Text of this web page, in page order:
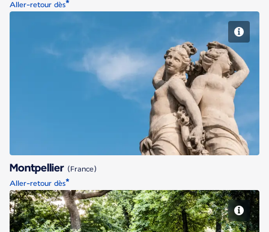
Aller-retour dès*
Montpellier
Montpellier (France)
Aller-retour dès*